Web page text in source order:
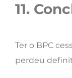
11.
Ter o BPC
perdeu